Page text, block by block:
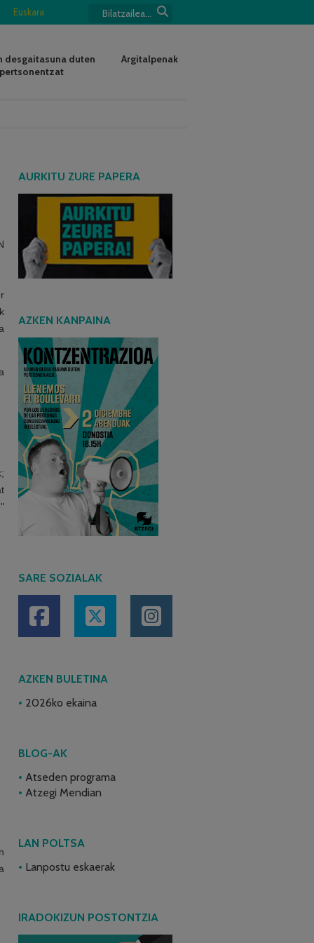
Euskara
desgaitasuna duten
pertsonentzat
Argitalpenak
AURKITU ZURE PAPERA
AZKEN KANPAINA
SARE SOZIALAK
AZKEN BULETINA
2026ko ekaina
BLOG-AK
Atseden programa
Atzegi Mendian
LAN POLTSA
Lanpostu eskaerak
IRADOKIZUN POSTONTZIA